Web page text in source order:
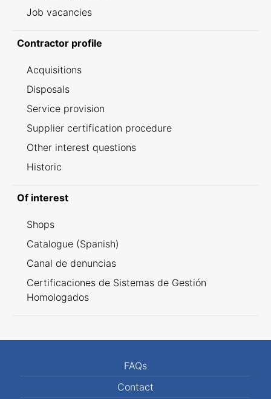
Job vacancies
Contractor profile
Acquisitions
Disposals
Service provision
Supplier certification procedure
Other interest questions
Historic
Of interest
Shops
Catalogue (Spanish)
Canal de denuncias
Certificaciones de Sistemas de Gestión
Homologados
FAQs
Contact